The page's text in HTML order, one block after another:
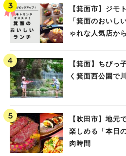
【箕面市】ジモ
「箕面のおい
ゃれな人気店か
【箕面】ちびっ
く箕面西公園で
【吹田市】地元
楽しめる「本日
肉時間